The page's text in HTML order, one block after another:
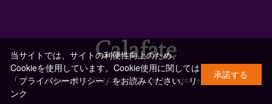
Copyright © 2022 Calafate Co.,Ltd. All rights reserved.
当サイトでは、サイトの利便性向上のため、
Cookieを使用しています。Cookie使用に関しては
「プライバシーポリシー」をお読みください。リ
ンク
承諾する